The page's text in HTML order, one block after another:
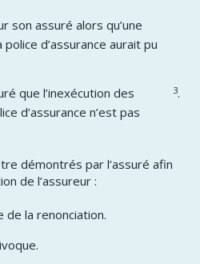
son assuré alors qu’une
d’assurance aurait pu
que l’inexécution des
d’assurance n’est pas
3.
démontrés par l’assuré afin
de l’assureur :
de la renonciation.